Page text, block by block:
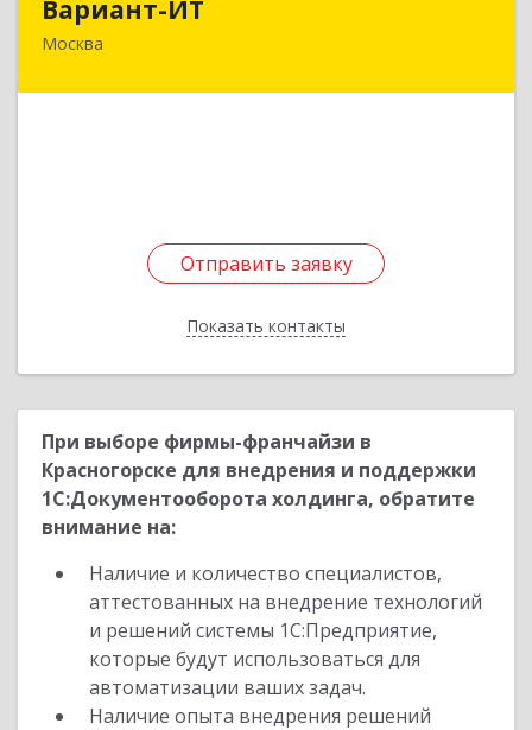
Вариант-ИТ
Москва
Отправить заявку
Показать контакты
Отправить заявку
Назад
При выборе фирмы-франчайзи в
Красногорске для внедрения и поддержки
1С:Документооборота холдинга, обратите
внимание на:
Наличие и количество специалистов,
аттестованных на внедрение технологий
и решений системы 1С:Предприятие,
которые будут использоваться для
автоматизации ваших задач.
Наличие опыта внедрения решений